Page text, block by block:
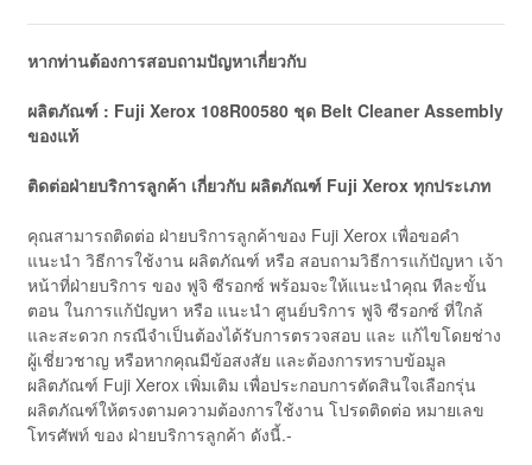
หากท่านต้องการสอบถามปัญหาเกี่ยวกับ
ผลิตภัณฑ์ : Fuji Xerox 108R00580 ชุด Belt Cleaner Assembly
ของแท้
ติดต่อฝ่ายบริการลูกค้า เกี่ยวกับ ผลิตภัณฑ์ Fuji Xerox ทุกประเภท
คุณสามารถติดต่อ ฝ่ายบริการลูกค้าของ Fuji Xerox เพื่อขอคำ
แนะนำ วิธีการใช้งาน ผลิตภัณฑ์ หรือ สอบถามวิธีการแก้ปัญหา เจ้า
หน้าที่ฝ่ายบริการ ของ ฟูจิ ซีรอกซ์ พร้อมจะให้แนะนำคุณ ทีละขั้น
ตอน ในการแก้ปัญหา หรือ แนะนำ ศูนย์บริการ ฟูจิ ซีรอกซ์ ที่ใกล้
และสะดวก กรณีจำเป็นต้องได้รับการตรวจสอบ และ แก้ไขโดยช่าง
ผู้เชี่ยวชาญ หรือหากคุณมีข้อสงสัย และต้องการทราบข้อมูล
ผลิตภัณฑ์ Fuji Xerox เพิ่มเติม เพื่อประกอบการตัดสินใจเลือกรุ่น
ผลิตภัณฑ์ให้ตรงตามความต้องการใช้งาน โปรดติดต่อ หมายเลข
โทรศัพท์ ของ ฝ่ายบริการลูกค้า ดังนี้.-